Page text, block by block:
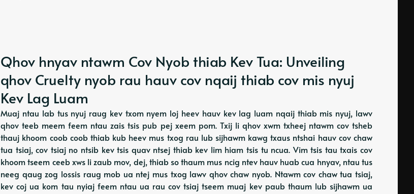
Qhov hnyav ntawm Cov Nyob thiab Kev Tua: Unveiling
qhov Cruelty nyob rau hauv cov nqaij thiab cov mis nyuj
Kev Lag Luam
Muaj ntau lab tus nyuj raug kev txom nyem loj heev hauv kev lag luam nqaij thiab mis nyuj, lawv
qhov teeb meem feem ntau zais tsis pub pej xeem pom. Txij li qhov xwm txheej ntawm cov tsheb
thauj khoom coob coob thiab kub heev mus txog rau lub sijhawm kawg txaus ntshai hauv cov chaw
tua tsiaj, cov tsiaj no ntsib kev tsis quav ntsej thiab kev lim hiam tsis tu ncua. Vim tsis tau txais cov
khoom tseem ceeb xws li zaub mov, dej, thiab so thaum mus ncig ntev hauv huab cua hnyav, ntau tus
neeg qaug zog lossis raug mob ua ntej mus txog lawv qhov chaw nyob. Ntawm cov chaw tua tsiaj,
kev coj ua kom tau nyiaj feem ntau ua rau cov tsiaj tseem muaj kev paub thaum lub sijhawm ua